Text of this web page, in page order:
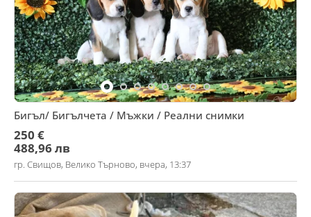
Бигъл/ Бигълчета / Мъжки / Реални снимки
250 €
488,96 лв
гр. Свищов, Велико Търново, вчера, 13:37